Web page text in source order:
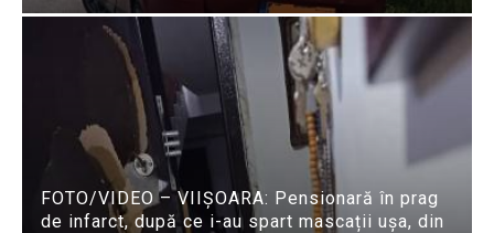
FOTO/VIDEO – VIIȘOARA: Pensionară în prag
de infarct, după ce i-au spart mascații ușa, din